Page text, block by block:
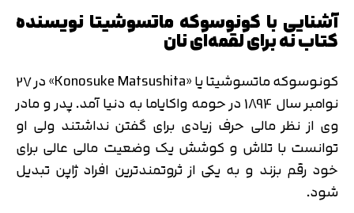
آشنایی با کونوسوکه ماتسوشیتا نویسنده
کتاب نه برای لقمه‌ای نان
کونوسوکه ماتسوشیتا یا «Konosuke Matsushita» در 27
نوامبر سال 1894 در حومه واکایاما به دنیا آمد. پدر و مادر
وی از نظر مالی حرف زیادی برای گفتن نداشتند ولی او
توانست با تلاش و کوشش یک وضعیت مالی عالی برای
خود رقم بزند و به یکی از ثروتمندترین افراد ژاپن تبدیل
شود.